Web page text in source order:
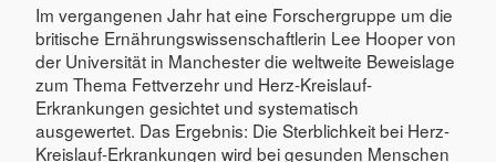
Im vergangenen Jahr hat eine Forschergruppe um die
britische Ernährungswissenschaftlerin Lee Hooper von
der Universität in Manchester die weltweite Beweislage
zum Thema Fettverzehr und Herz-Kreislauf-
Erkrankungen gesichtet und systematisch
ausgewertet. Das Ergebnis: Die Sterblichkeit bei Herz-
Kreislauf-Erkrankungen wird bei gesunden Menschen